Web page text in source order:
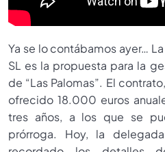
Ya se lo contábamos ayer…
SL es la propuesta para la
de “Las Palomas”. El
ofrecido 18.000 euros
tres años, a los que se
prórroga. Hoy, la